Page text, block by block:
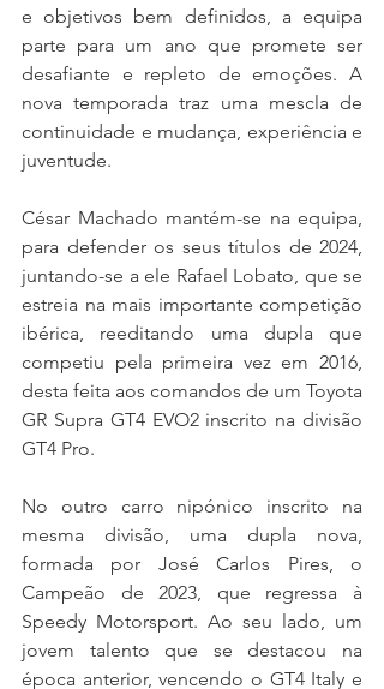
e objetivos bem definidos, a equipa
parte para um ano que promete ser
desafiante e repleto de emoções. A
nova temporada traz uma mescla de
continuidade e mudança, experiência e
juventude.
César Machado mantém-se na equipa,
para defender os seus títulos de 2024,
juntando-se a ele Rafael Lobato, que se
estreia na mais importante competição
ibérica, reeditando uma dupla que
competiu pela primeira vez em 2016,
desta feita aos comandos de um Toyota
GR Supra GT4 EVO2 inscrito na divisão
GT4 Pro.
No outro carro nipónico inscrito na
mesma divisão, uma dupla nova,
formada por José Carlos Pires, o
Campeão de 2023, que regressa à
Speedy Motorsport. Ao seu lado, um
jovem talento que se destacou na
época anterior, vencendo o GT4 Italy e